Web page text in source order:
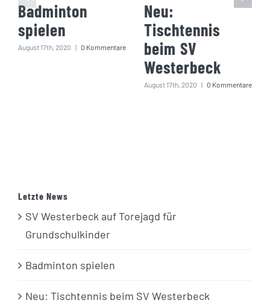
Badminton
spielen
August 17th, 2020 | 0 Kommentare
Neu:
Tischtennis
beim SV
Westerbeck
August 17th, 2020 | 0 Kommentare
Letzte News
SV Westerbeck auf Torejagd für
Grundschulkinder
Badminton spielen
Neu: Tischtennis beim SV Westerbeck